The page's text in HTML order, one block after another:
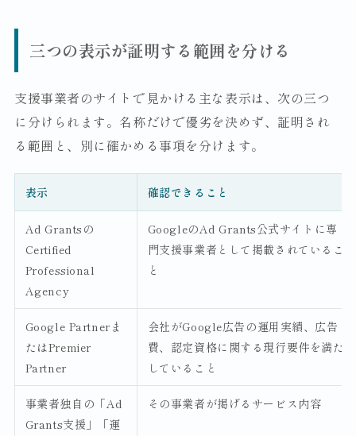
三つの表示が証明する範囲を分ける
支援事業者のサイトで見かける主な表示は、次の三つ
に分けられます。名称だけで優劣を決めず、証明され
る範囲と、別に確かめる事項を分けます。
表示 確認できること
Ad Grantsの
Certified
Professional
Agency
GoogleのAd Grants公式サイトに専
門支援事業者として掲載されているこ
と
Google Partnerま
たはPremier
Partner
会社がGoogle広告の運用実績、広告
費、認定資格に関する現行要件を満た
していること
事業者独自の「Ad
Grants支援」「運
その事業者が掲げるサービス内容